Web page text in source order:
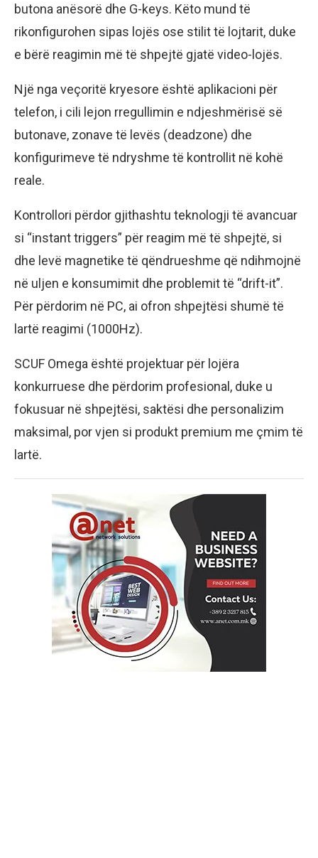
butona anësorë dhe G-keys. Këto mund të
rikonfigurohen sipas lojës ose stilit të lojtarit, duke
e bërë reagimin më të shpejtë gjatë video-lojës.
Një nga veçoritë kryesore është aplikacioni për
telefon, i cili lejon rregullimin e ndjeshmërisë së
butonave, zonave të levës (deadzone) dhe
konfigurimeve të ndryshme të kontrollit në kohë
reale.
Kontrollori përdor gjithashtu teknologji të avancuar
si “instant triggers” për reagim më të shpejtë, si
dhe levë magnetike të qëndrueshme që ndihmojnë
në uljen e konsumimit dhe problemit të “drift-it”.
Për përdorim në PC, ai ofron shpejtësi shumë të
lartë reagimi (1000Hz).
SCUF Omega është projektuar për lojëra
konkurruese dhe përdorim profesional, duke u
fokusuar në shpejtësi, saktësi dhe personalizim
maksimal, por vjen si produkt premium me çmim të
lartë.